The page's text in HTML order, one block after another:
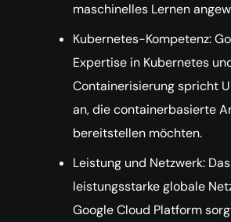
maschinelles Lernen
Kubernetes-Kompetenz:
Expertise in Kubernetes
Containerisierung spricht
an, die containerbasierte
bereitstellen möchten.
Leistung und Netzwerk: Das
leistungsstarke globale
Google Cloud Platform